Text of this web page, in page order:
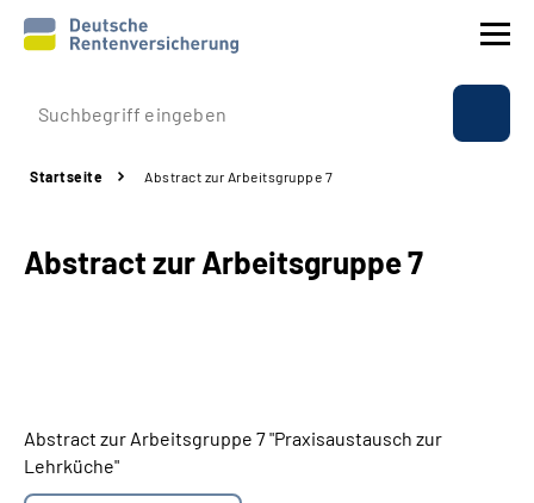
Prävention
Rente
Über uns & Presse
Startseite Abstract zur Arbeitsgruppe 7
Abstract zur Arbeitsgruppe 7
Abstract zur Arbeitsgruppe 7 "Praxisaustausch zur
Lehrküche"